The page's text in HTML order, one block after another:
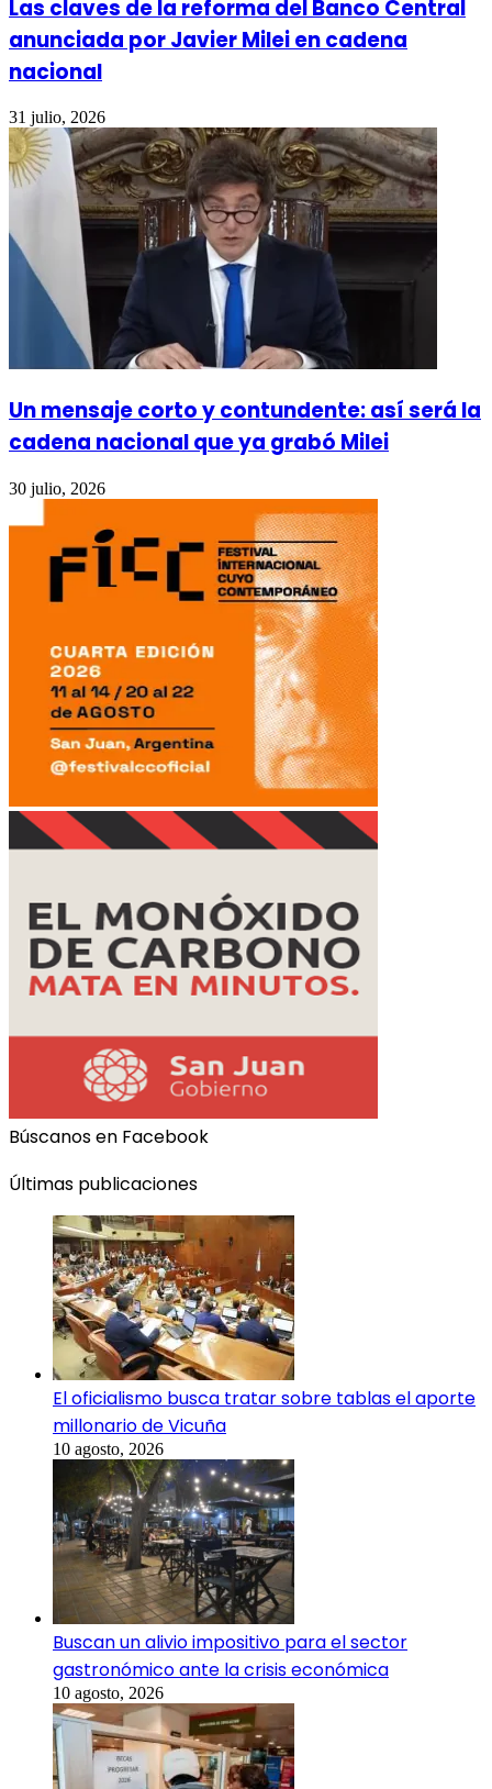
Las claves de la reforma del Banco Central
anunciada por Javier Milei en cadena
nacional
31 julio, 2026
Un mensaje corto y contundente: así será la
cadena nacional que ya grabó Milei
30 julio, 2026
Búscanos en Facebook
Últimas publicaciones
El oficialismo busca tratar sobre tablas el aporte
millonario de Vicuña
10 agosto, 2026
Buscan un alivio impositivo para el sector
gastronómico ante la crisis económica
10 agosto, 2026